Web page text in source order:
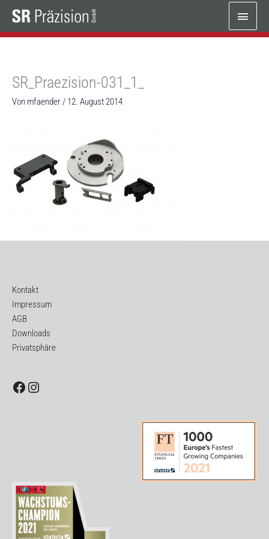
Inhalt
springen
SR_Praezision-031_1_
Von mfaender / 12. August 2014
Kontakt
Impressum
AGB
Downloads
Privatsphäre
Facebook
Instagram